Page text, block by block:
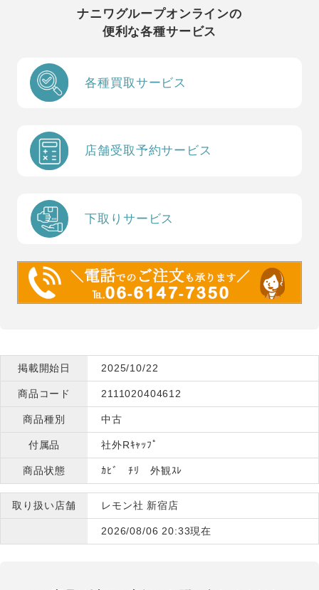
ナニワグループオンラインの
便利な各種サービス
各種買取サービス
店舗受取予約サービス
下取りサービス
掲載開始日 2025/10/22
商品コード 2111020404612
商品種別 中古
付属品 社外Rｷｬｯﾌﾟ
商品状態 ｶﾋﾞ ﾁﾘ 外観ｽﾚ
取り扱い店舗 レモン社 新宿店
2026/08/06 20:33現在